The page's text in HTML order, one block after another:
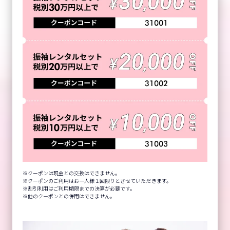
クーポンは現金との交換はできません。
クーポンのご利用はお一人様１回限りとさせていただきます。
割引利用はご利用期限までの決算が必要です。
他のクーポンとの併用はできません。